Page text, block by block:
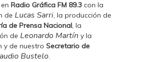
enRadio Gráfica FM 89.3con la
de Lucas Sarri, la producción de
de Prensa Nacional, la
de Leonardo Martín y la
y de nuestroSecretario de
Bustelo.